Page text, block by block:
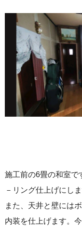
施工前の6畳の和室で
－リング仕上げにしま
また、天井と壁には
内装を仕上げます。